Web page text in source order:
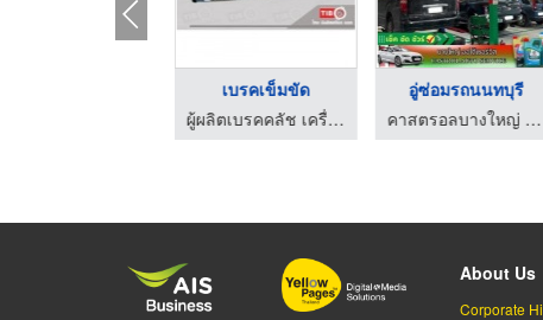
เบรคเข็มขัด
ผู้ผลิตเบรคคลัช เครื่องจักรอุตสาหกรรม ชลบุรี - ไทย อินดัสเตรียล เบรค
อู่ซ่อมรถนนทบุรี
คาสตรอลบางใหญ่ ออโต้เซอร์วิส
About Us
Corporate